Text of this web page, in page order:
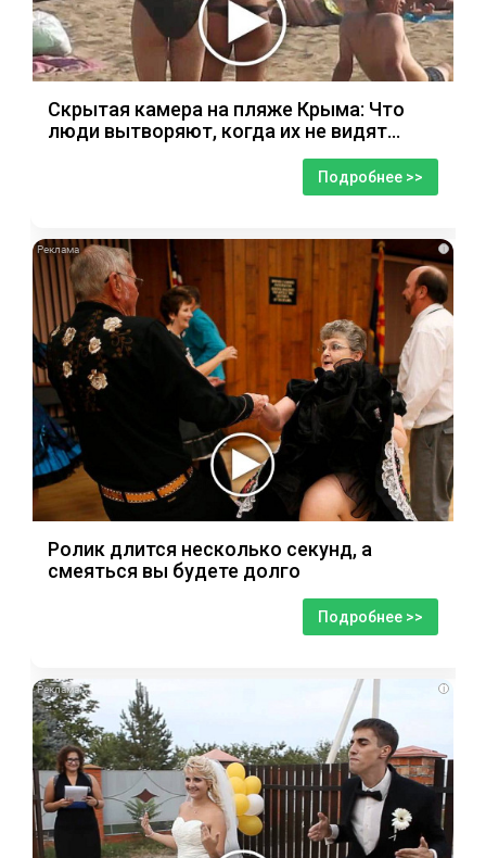
Скрытая камера на пляже Крыма: Что
люди вытворяют, когда их не видят...
Подробнее >>
i
Ролик длится несколько секунд, а
смеяться вы будете долго
Подробнее >>
i